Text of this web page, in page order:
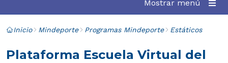
Mostrar menú
Inicio Mindeporte Programas Mindeporte Estáticos
Plataforma Escuela Virtual del